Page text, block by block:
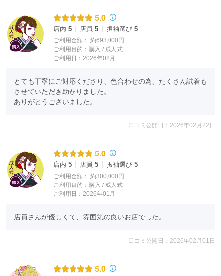
5.0
店内 5 店員 5 振袖選び 5
ご利用金額： 約693,000円
ご利用目的： 購入 / 成人式
ご利用日：2026年02月
とても丁寧にご対応くださり、色合わせの為、たくさん試着も
させていただき助かりました。
ありがとうございました。
口コミ公開日：2026年02月22日
5.0
店内 5 店員 5 振袖選び 5
ご利用金額： 約300,000円
ご利用目的： 購入 / 成人式
ご利用日：2026年01月
店員さんが優しくて、雰囲気の良いお店でした。
口コミ公開日：2026年02月01日
5.0